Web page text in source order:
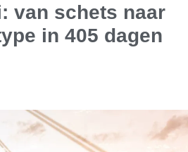
van schets naar
in 405 dagen